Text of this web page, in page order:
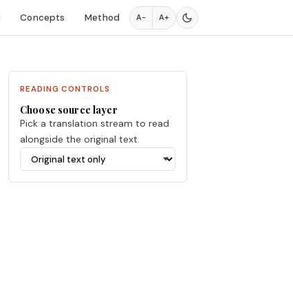
Concepts Method A− A+
READING CONTROLS
Choose source layer
Pick a translation stream to read
alongside the original text.